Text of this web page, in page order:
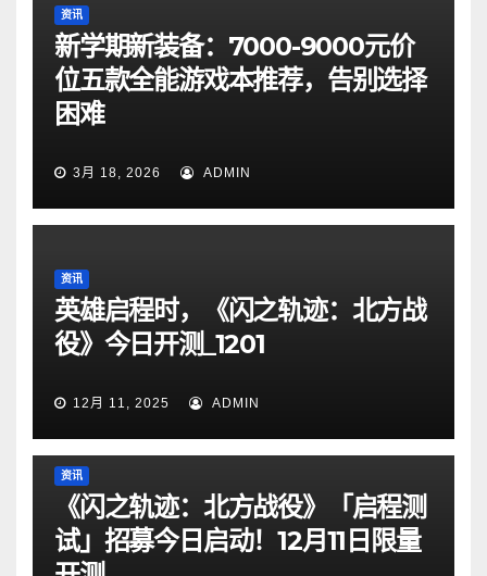
资讯
新学期新装备：7000-9000元价
位五款全能游戏本推荐，告别选择
困难
3月 18, 2026 ADMIN
资讯
英雄启程时，《闪之轨迹：北方战
役》今日开测_1201
12月 11, 2025 ADMIN
资讯
《闪之轨迹：北方战役》「启程测
试」招募今日启动！12月11日限量